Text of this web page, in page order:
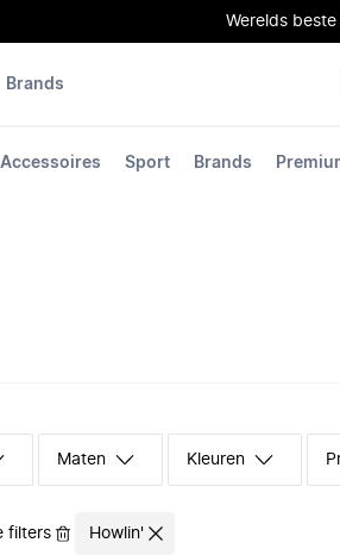
Werelds
Accessoires Sport Brands
Brands
Maten Kleuren
filters Howlin'